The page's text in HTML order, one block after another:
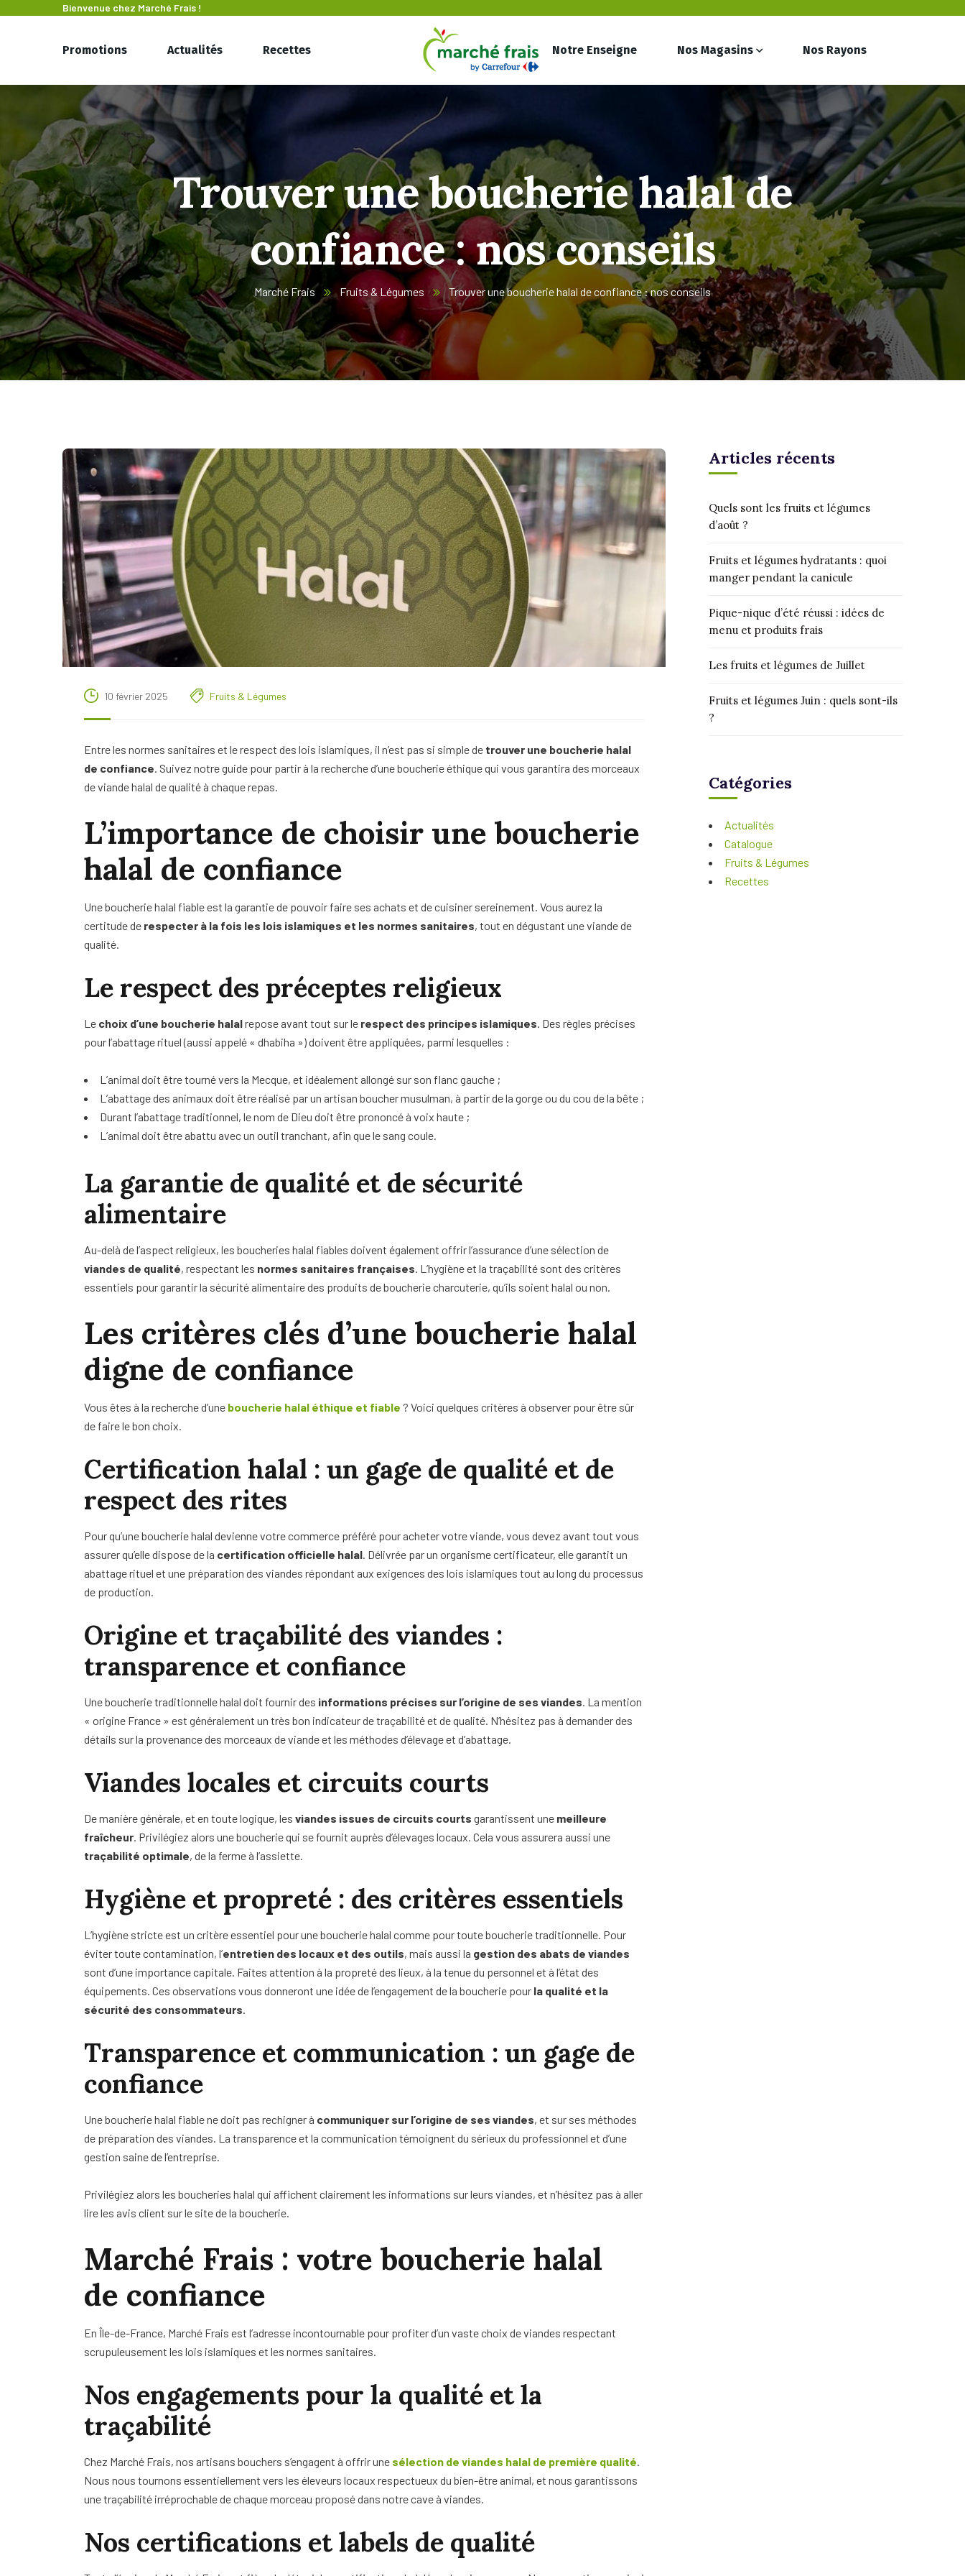
Bienvenue chez Marché Frais !
Promotions Actualités Recettes Notre Enseigne Nos Magasins Nos Rayons
Trouver une boucherie halal de
confiance : nos conseils
Marché Frais Fruits & Légumes Trouver une boucherie halal de confiance : nos conseils
10 février 2025 Fruits & Légumes
Entre les normes sanitaires et le respect des lois islamiques, il n’est pas si simple de trouver une boucherie halal
de confiance. Suivez notre guide pour partir à la recherche d’une boucherie éthique qui vous garantira des morceaux
de viande halal de qualité à chaque repas.
L’importance de choisir une boucherie
halal de confiance
Une boucherie halal fiable est la garantie de pouvoir faire ses achats et de cuisiner sereinement. Vous aurez la
certitude de respecter à la fois les lois islamiques et les normes sanitaires, tout en dégustant une viande de
qualité.
Le respect des préceptes religieux
Le choix d’une boucherie halalrepose avant tout sur le respect des principes islamiques. Des règles précises
pour l’abattage rituel (aussi appelé « dhabiha ») doivent être appliquées, parmi lesquelles :
L’animal doit être tourné vers la Mecque, et idéalement allongé sur son flanc gauche ;
L’abattage des animaux doit être réalisé par un artisan boucher musulman, à partir de la gorge ou du cou de la bête ;
Durant l’abattage traditionnel, le nom de Dieu doit être prononcé à voix haute ;
L’animal doit être abattu avec un outil tranchant, afin que le sang coule.
La garantie de qualité et de sécurité
alimentaire
Au-delà de l’aspect religieux, les boucheries halal fiables doivent également offrir l’assurance d’une sélection de
viandes de qualité, respectant les normes sanitaires françaises. L’hygiène et la traçabilité sont des critères
essentiels pour garantir la sécurité alimentaire des produits de boucherie charcuterie, qu’ils soient halal ou non.
Les critères clés d’une boucherie halal
digne de confiance
Vous êtes à la recherche d’une boucherie halal éthique et fiable ? Voici quelques critères à observer pour être sûr
de faire le bon choix.
Certification halal : un gage de qualité et de
respect des rites
Pour qu’une boucherie halal devienne votre commerce préféré pour acheter votre viande, vous devez avant tout vous
assurer qu’elle dispose de la certification officielle halal. Délivrée par un organisme certificateur, elle garantit un
abattage rituel et une préparation des viandes répondant aux exigences des lois islamiques tout au long du processus
de production.
Origine et traçabilité des viandes :
transparence et confiance
Une boucherie traditionnelle halal doit fournir des informations précises sur l’origine de ses viandes. La mention
« origine France » est généralement un très bon indicateur de traçabilité et de qualité. N’hésitez pas à demander des
détails sur la provenance des morceaux de viande et les méthodes d’élevage et d’abattage.
Viandes locales et circuits courts
De manière générale, et en toute logique, les viandes issues de circuits courts garantissent une meilleure
fraîcheur. Privilégiez alors une boucherie qui se fournit auprès d’élevages locaux. Cela vous assurera aussi une
traçabilité optimale, de la ferme à l’assiette.
Hygiène et propreté : des critères essentiels
L’hygiène stricte est un critère essentiel pour une boucherie halal comme pour toute boucherie traditionnelle. Pour
éviter toute contamination, l’entretien des locaux et des outils, mais aussi la gestion des abats de viandes
sont d’une importance capitale. Faites attention à la propreté des lieux, à la tenue du personnel et à l’état des
équipements. Ces observations vous donneront une idée de l’engagement de la boucherie pour la qualité et la
sécurité des consommateurs.
Transparence et communication : un gage de
confiance
Une boucherie halal fiable ne doit pas rechigner à communiquer sur l’origine de ses viandes, et sur ses méthodes
de préparation des viandes. La transparence et la communication témoignent du sérieux du professionnel et d’une
gestion saine de l’entreprise.
Privilégiez alors les boucheries halal qui affichent clairement les informations sur leurs viandes, et n’hésitez pas à aller
lire les avis client sur le site de la boucherie.
Marché Frais : votre boucherie halal
de confiance
En Île-de-France, Marché Frais est l’adresse incontournable pour profiter d’un vaste choix de viandes respectant
scrupuleusement les lois islamiques et les normes sanitaires.
Nos engagements pour la qualité et la
traçabilité
Chez Marché Frais, nos artisans bouchers s’engagent à offrir une sélection de viandes halal de première qualité.
Nous nous tournons essentiellement vers les éleveurs locaux respectueux du bien-être animal, et nous garantissons
une traçabilité irréprochable de chaque morceau proposé dans notre cave à viandes.
Nos certifications et labels de qualité
Articles récents
Quels sont les fruits et légumes
d’août ?
Fruits et légumes hydratants : quoi
manger pendant la canicule
Pique-nique d’été réussi : idées de
menu et produits frais
Les fruits et légumes de Juillet
Fruits et légumes Juin : quels sont-ils
?
Catégories
Actualités
Catalogue
Fruits & Légumes
Recettes